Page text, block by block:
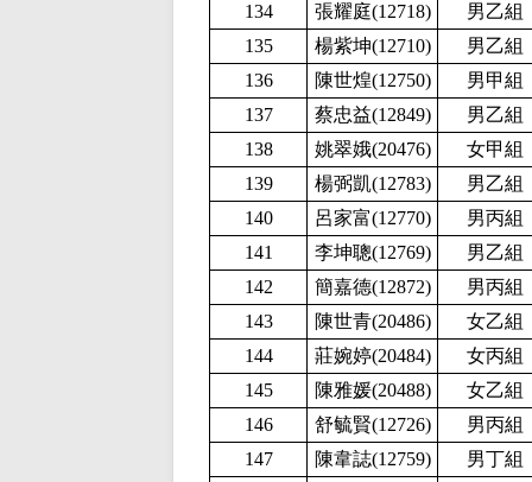
134
張耀庭(12718)
男乙組
135
楊紫坤(12710)
男乙組
136
陳世煌(12750)
男甲組
137
蔡忠益(12849)
男乙組
138
姚翠娥(20476)
女甲組
139
楊弼凱(12783)
男乙組
140
呂家富(12770)
男丙組
141
李坤聰(12769)
男乙組
142
簡嘉德(12872)
男丙組
143
陳世青(20486)
女乙組
144
莊婉婷(20484)
女丙組
145
陳雅媛(20488)
女乙組
146
舒毓賢(12726)
男丙組
147
陳韋誌(12759)
男丁組